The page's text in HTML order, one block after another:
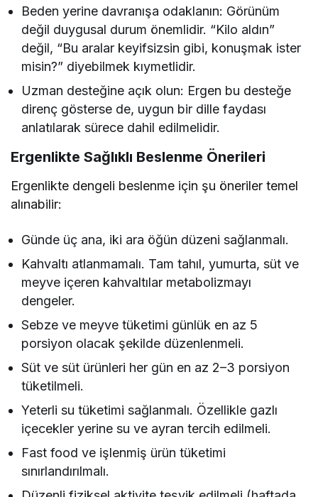
Beden yerine davranışa odaklanın: Görünüm
değil duygusal durum önemlidir. “Kilo aldın”
değil, “Bu aralar keyifsizsin gibi, konuşmak ister
misin?” diyebilmek kıymetlidir.
Uzman desteğine açık olun: Ergen bu desteğe
direnç gösterse de, uygun bir dille faydası
anlatılarak sürece dahil edilmelidir.
Ergenlikte Sağlıklı Beslenme Önerileri
Ergenlikte dengeli beslenme için şu öneriler temel
alınabilir:
Günde üç ana, iki ara öğün düzeni sağlanmalı.
Kahvaltı atlanmamalı. Tam tahıl, yumurta, süt ve
meyve içeren kahvaltılar metabolizmayı
dengeler.
Sebze ve meyve tüketimi günlük en az 5
porsiyon olacak şekilde düzenlenmeli.
Süt ve süt ürünleri her gün en az 2–3 porsiyon
tüketilmeli.
Yeterli su tüketimi sağlanmalı. Özellikle gazlı
içecekler yerine su ve ayran tercih edilmeli.
Fast food ve işlenmiş ürün tüketimi
sınırlandırılmalı.